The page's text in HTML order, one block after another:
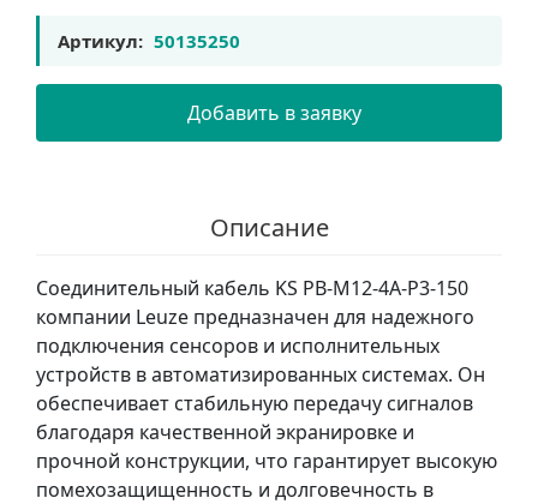
Артикул: 50135250
Добавить в заявку
Описание
Соединительный кабель KS PB-M12-4A-P3-150
компании Leuze предназначен для надежного
подключения сенсоров и исполнительных
устройств в автоматизированных системах. Он
обеспечивает стабильную передачу сигналов
благодаря качественной экранировке и
прочной конструкции, что гарантирует высокую
помехозащищенность и долговечность в